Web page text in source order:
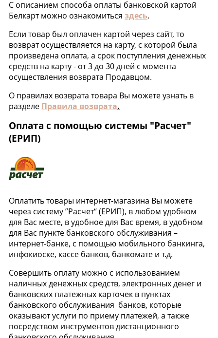
С описанием способа оплаты банковской картой
Белкарт можно ознакомиться здесь.
Если товар был оплачен картой через сайт, то
возврат осуществляется на карту, с которой была
произведена оплата, а срок поступления денежных
средств на карту - от 3 до 30 дней с момента
осуществления возврата Продавцом.
О правилах возврата товара Вы можете узнать в
разделе Правила возврата.
Оплата с помощью системы "Расчет"
(ЕРИП)
Оплатить товары интернет-магазина Вы можете
через систему ”Расчет“ (ЕРИП), в любом удобном
для Вас месте, в удобное для Вас время, в удобном
для Вас пункте банковского обслуживания –
интернет-банке, с помощью мобильного банкинга,
инфокиоске, кассе банков, банкомате и т.д.
Совершить оплату можно с использованием
наличных денежных средств, электронных денег и
банковских платежных карточек в пунктах
банковского обслуживания банков, которые
оказывают услуги по приему платежей, а также
посредством инструментов дистанционного